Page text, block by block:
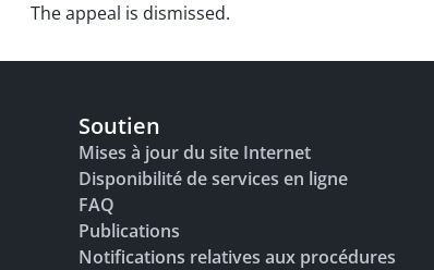
The appeal is dismissed.
Soutien
Mises à jour du site Internet
Disponibilité de services en ligne
FAQ
Publications
Notifications relatives aux procédures